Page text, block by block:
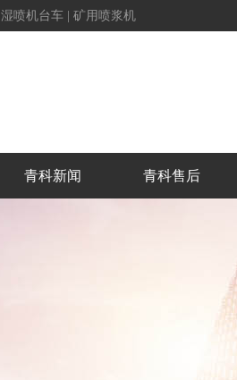
湿喷机台车 矿用喷浆机
青科新闻 青科售后